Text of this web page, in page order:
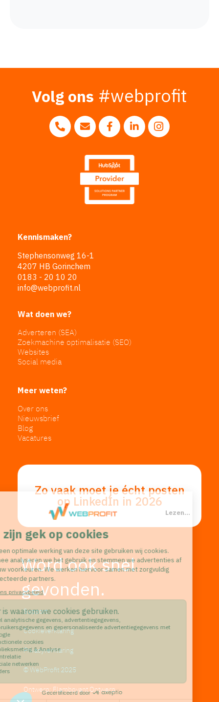
Volg ons #webprofit
Bel ons op 0183 - 20 10 20
Mail ons naar info@webprofit.nl
Volg ons op Facebook
Volg ons opVolg ons op
Kennismaken?
Stephensonweg 16-1
4207 HB Gorinchem
0183 - 20 10 20
info@webprofit.nl
Wat doen we?
Adverteren (SEA)
Zoekmachine optimalisatie (SEO)
Websites
Social media
Meer weten?
Over ons
Nieuwsbrief
Blog
Vacatures
Zo vaak moet je écht posten
op LinkedIn in 2026
Lezen...
Word ook snel
gevonden.
Support
Cookieverklaring
Privacyverklaring
© WebProfit 2025
Ontwerp: Flamboyant Ontwerp